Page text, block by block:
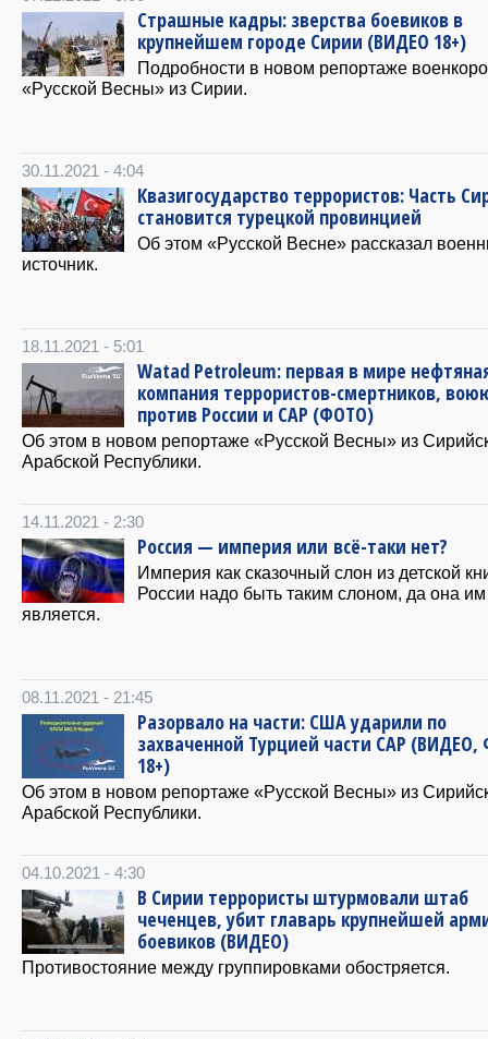
Страшные кадры: зверства боевиков в
крупнейшем городе Сирии (ВИДЕО 18+)
Подробности в новом репортаже
«Русской Весны» из Сирии.
30.11.2021 - 4:04
Квазигосударство террористов: Часть
становится турецкой провинцией
Об этом «Русской Весне» рассказал
источник.
18.11.2021 - 5:01
Watad Petroleum: первая в мире
компания террористов-смертников,
против России и САР (ФОТО)
Об этом в новом репортаже «Русской Весны» из
Арабской Республики.
14.11.2021 - 2:30
Россия — империя или всё-таки нет?
Империя как сказочный слон из детской
России надо быть таким слоном, да она
является.
08.11.2021 - 21:45
Разорвало на части: США ударили по
захваченной Турцией части САР
18+)
Об этом в новом репортаже «Русской Весны» из
Арабской Республики.
04.10.2021 - 4:30
В Сирии террористы штурмовали штаб
чеченцев, убит главарь крупнейшей
боевиков (ВИДЕО)
Противостояние между группировками обостряется.